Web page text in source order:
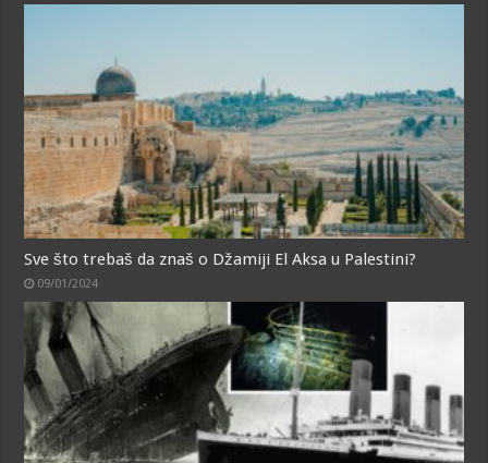
Sve što trebaš da znaš o Džamiji El Aksa u Palestini?
09/01/2024